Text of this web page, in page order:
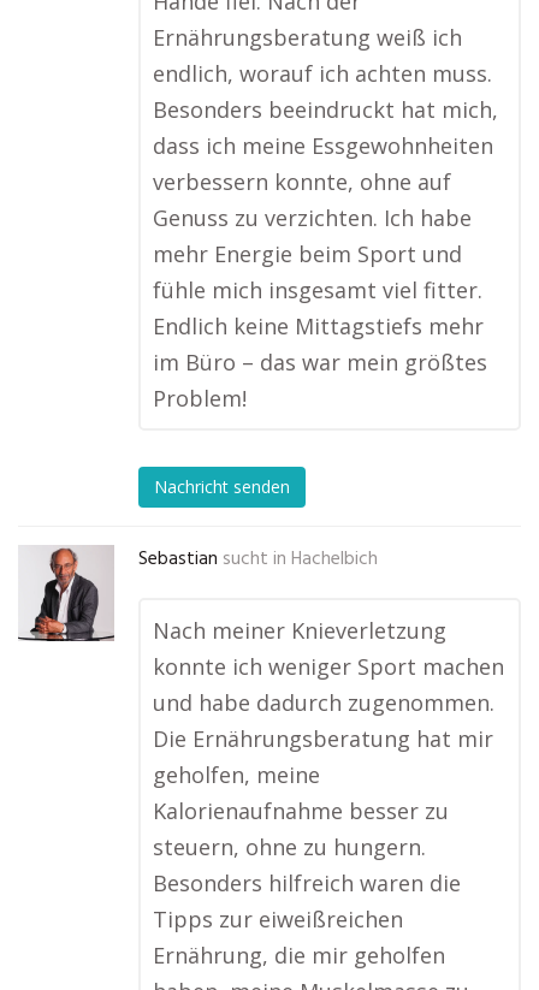
Ernährungsberatung weiß ich
endlich, worauf ich achten muss.
Besonders beeindruckt hat mich,
dass ich meine Essgewohnheiten
verbessern konnte, ohne auf
Genuss zu verzichten. Ich habe
mehr Energie beim Sport und
fühle mich insgesamt viel fitter.
Endlich keine Mittagstiefs mehr
im Büro – das war mein größtes
Problem!
Nachricht senden
Sebastian sucht in Hachelbich
Nach meiner Knieverletzung
konnte ich weniger Sport machen
und habe dadurch zugenommen.
Die Ernährungsberatung hat mir
geholfen, meine
Kalorienaufnahme besser zu
steuern, ohne zu hungern.
Besonders hilfreich waren die
Tipps zur eiweißreichen
Ernährung, die mir geholfen